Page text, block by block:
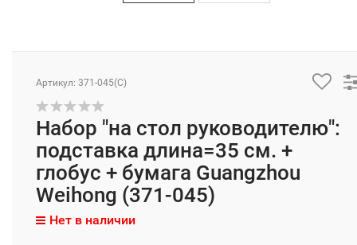
Артикул: 371-045(C)
Набор "на стол руководителю":
подставка длина=35 см. +
глобус + бумага Guangzhou
Weihong (371-045)
Нет в наличии